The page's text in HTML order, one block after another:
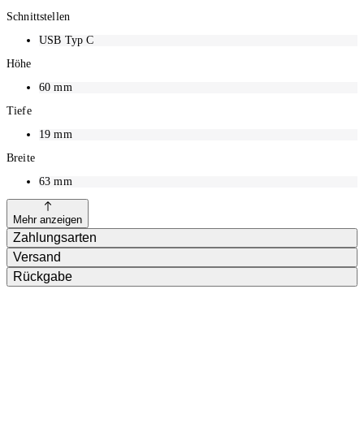
Schnittstellen
USB Typ C
Höhe
60mm
Tiefe
19mm
Breite
63mm
Mehr anzeigen
Zahlungsarten
Versand
Rückgabe